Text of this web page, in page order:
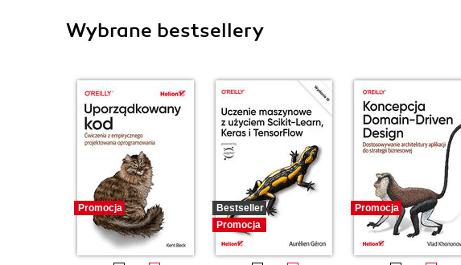
Wybrane bestsellery
Promocja
Bestseller
Promocja
Promocja